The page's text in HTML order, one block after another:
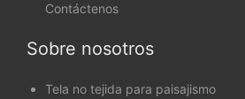
Contáctenos
Sobre nosotros
Tela no tejida para paisajismo